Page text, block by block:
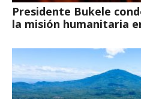
Presidente Bukele
la misión humanitaria